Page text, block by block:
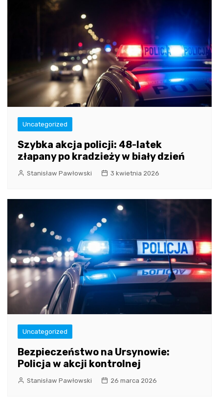
Uncategorized
Szybka akcja policji: 48-latek
złapany po kradzieży w biały dzień
Stanisław Pawłowski 3 kwietnia 2026
Uncategorized
Bezpieczeństwo na Ursynowie:
Policja w akcji kontrolnej
Stanisław Pawłowski 26 marca 2026